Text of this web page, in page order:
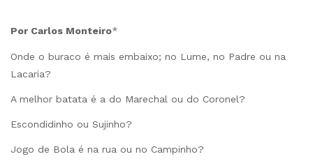
Por Carlos Monteiro*
Onde o buraco é mais embaixo; no Lume, no Padre ou na
Lacaria?
A melhor batata é a do Marechal ou do Coronel?
Escondidinho ou Sujinho?
Jogo de Bola é na rua ou no Campinho?